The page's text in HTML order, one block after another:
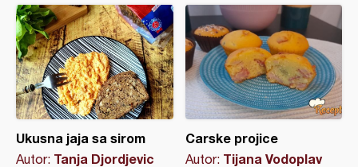
Ukusna jaja sa sirom
Autor: Tanja Djordjevic
Carske projice
Autor: Tijana Vodoplav